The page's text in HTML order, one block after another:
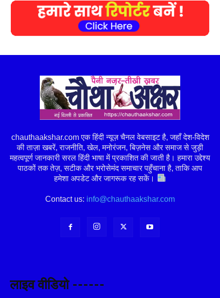
chauthaakshar.com एक हिंदी न्यूज़ चैनल वेबसाइट है, जहाँ देश-विदेश
की ताज़ा खबरें, राजनीति, खेल, मनोरंजन, बिज़नेस और समाज से जुड़ी
महत्वपूर्ण जानकारी सरल हिंदी भाषा में प्रकाशित की जाती है। हमारा उद्देश्य
पाठकों तक तेज़, सटीक और भरोसेमंद समाचार पहुँचाना है, ताकि आप
हमेशा अपडेट और जागरूक रह सकें।
Contact us: info@chauthaakshar.com
लाइव वीडियो ------